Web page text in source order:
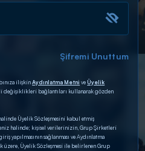
Şifremi Unuttum
ilişkinAydınlatma Metni veÜyelik
değişiklikleri bağlantıları kullanarak gözden
Üyelik Sözleşmesini kabul etmiş
halinde; kişisel verilerinizin, Grup Şirketleri
yapılmasının sağlanması ve Aydınlatma
üzere, Üyelik Sözleşmesi ile belirlenen Grup